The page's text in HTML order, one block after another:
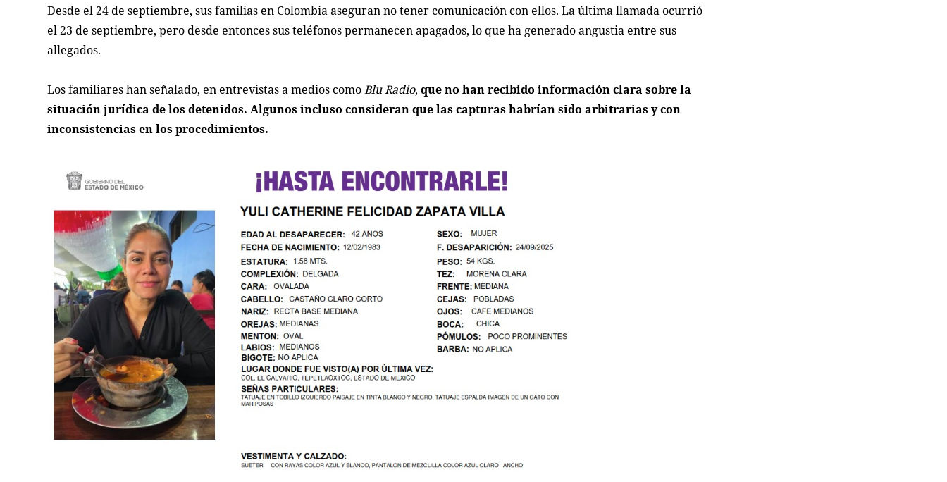
Desde el 24 de septiembre, sus familias en Colombia aseguran no tener comunicación con ellos. La última llamada ocurrió
el 23 de septiembre, pero desde entonces sus teléfonos permanecen apagados, lo que ha generado angustia entre sus
allegados.
Los familiares han señalado, en entrevistas a medios comoBlu Radio,que no han recibido información clara sobre la
situación jurídica de los detenidos. Algunos incluso consideran que las capturas habrían sido arbitrarias y con
inconsistencias en los procedimientos.